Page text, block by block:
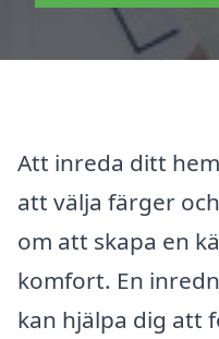
Att inreda ditt
att välja färger
om att skapa en
komfort. En
kan hjälpa dig att